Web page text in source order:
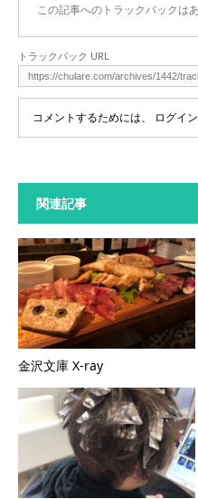
この記事へのトラックバックは
トラックバック URL
コメントするためには、 ログイン
関連記事
金沢文庫 X-ray